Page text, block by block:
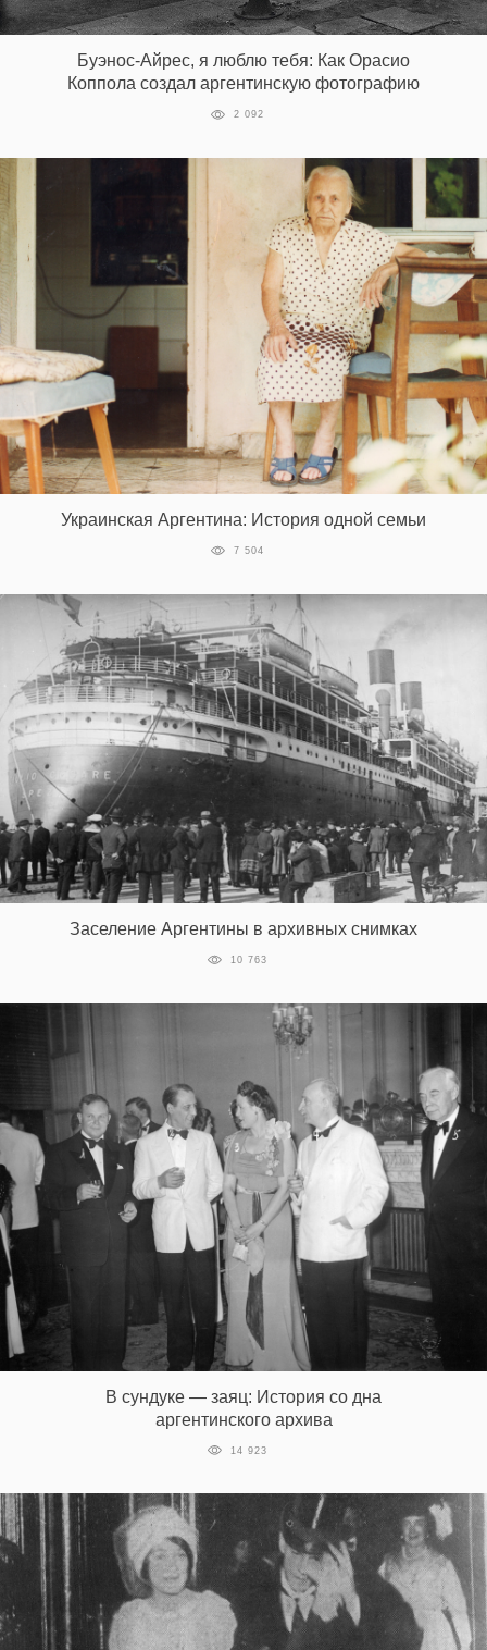
Буэнос-Айрес, я люблю тебя: Как Орасио
Коппола создал аргентинскую фотографию
2 092
Украинская Аргентина: История одной семьи
7 504
Заселение Аргентины в архивных снимках
10 763
В сундуке — заяц: История со дна
аргентинского архива
14 923